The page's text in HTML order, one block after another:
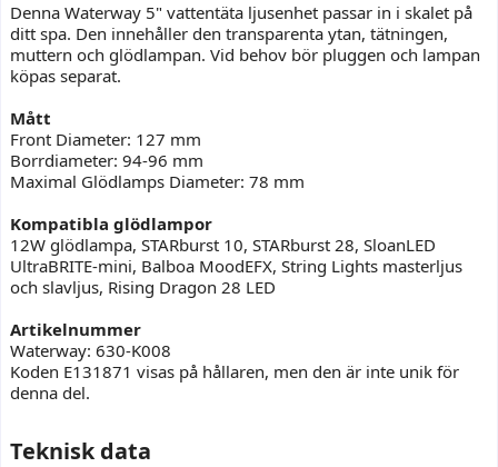
Denna Waterway 5" vattentäta ljusenhet passar in i skalet på
ditt spa. Den innehåller den transparenta ytan, tätningen,
muttern och glödlampan. Vid behov bör pluggen och lampan
köpas separat.
Mått
Front Diameter: 127 mm
Borrdiameter: 94-96 mm
Maximal Glödlamps Diameter: 78 mm
Kompatibla glödlampor
12W glödlampa, STARburst 10, STARburst 28, SloanLED
UltraBRITE-mini, Balboa MoodEFX, String Lights masterljus
och slavljus, Rising Dragon 28 LED
Artikelnummer
Waterway: 630-K008
Koden E131871 visas på hållaren, men den är inte unik för
denna del.
Teknisk data